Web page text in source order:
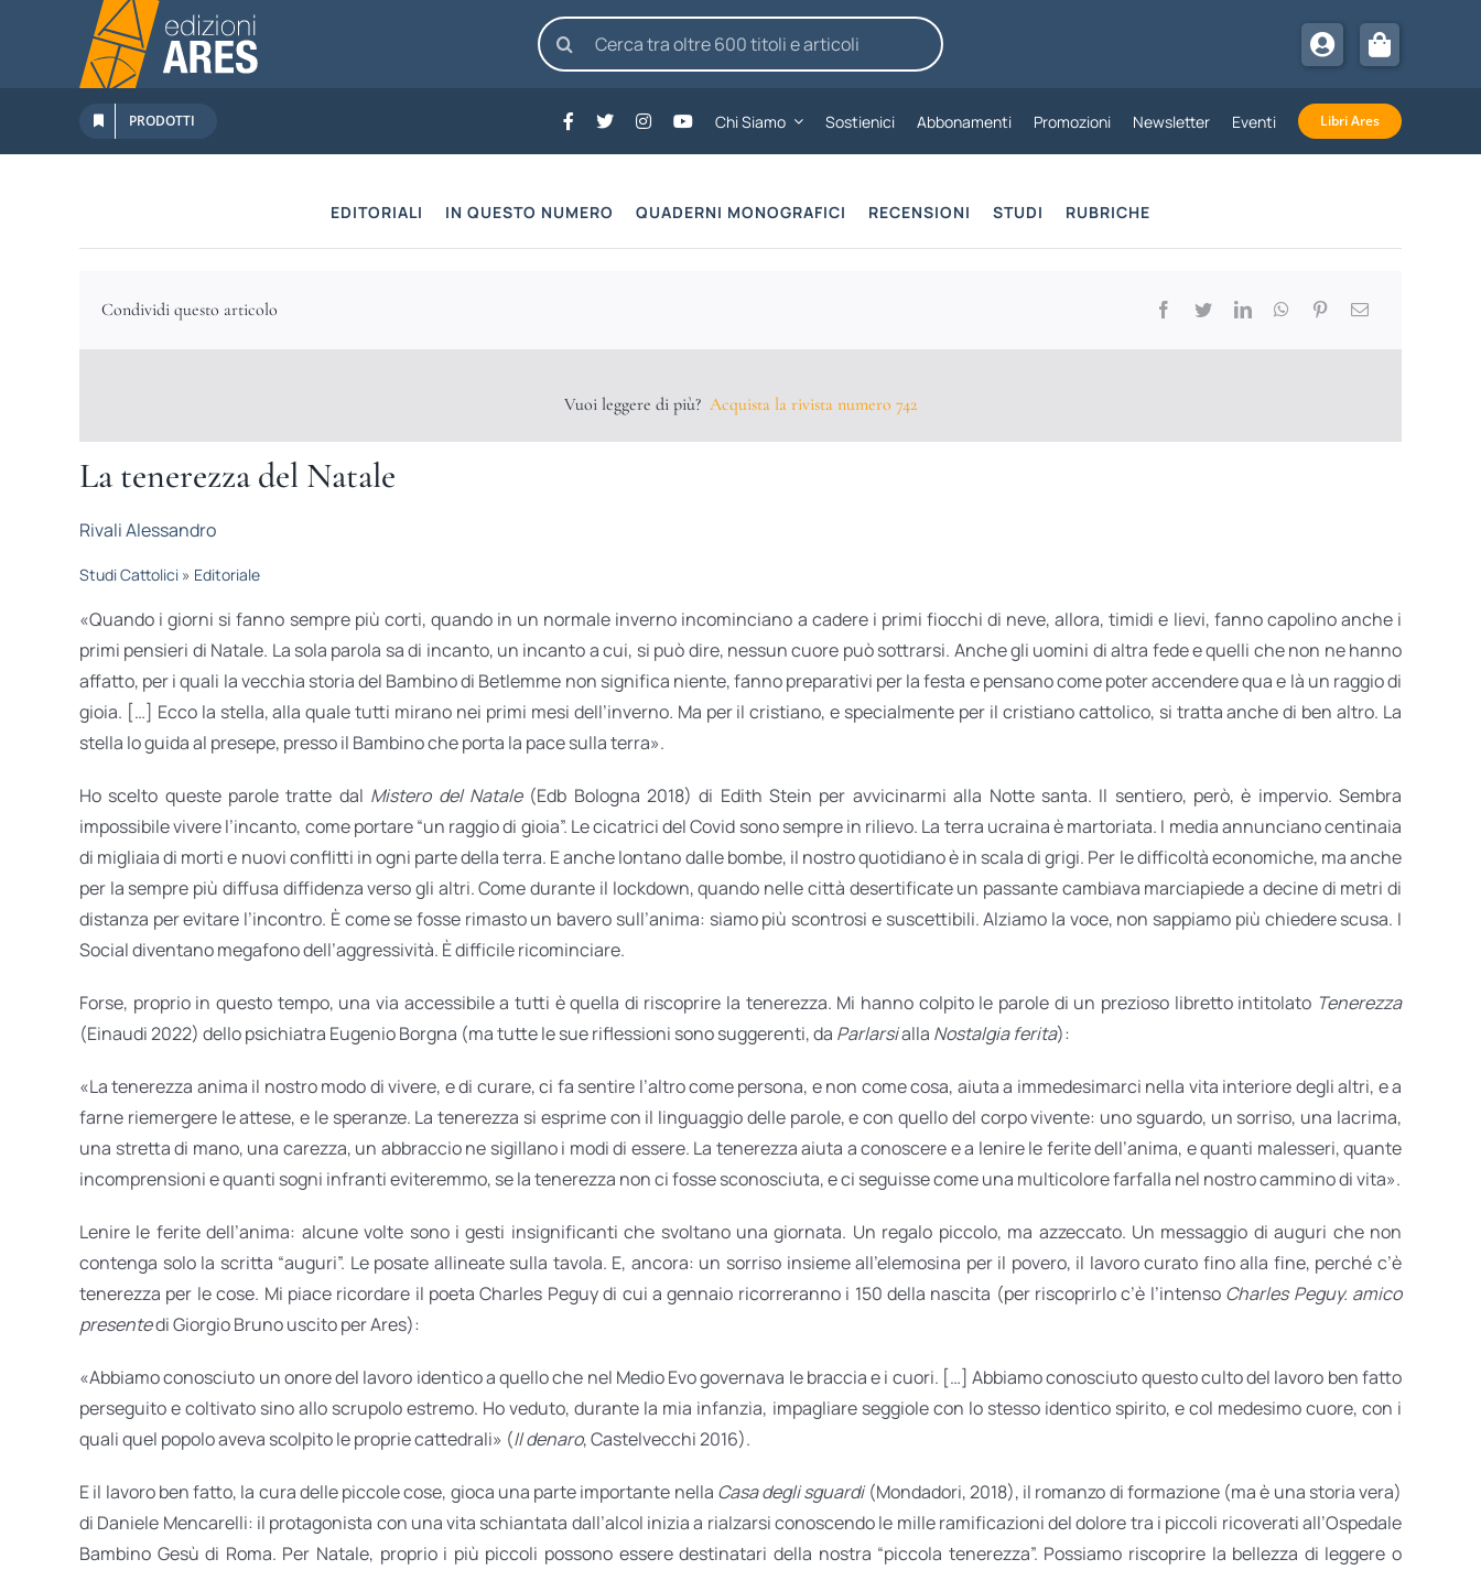
contenuto
Cerca
per:
PRODOTTI Chi Siamo Sostienici Abbonamenti Promozioni Newsletter Eventi Libri Ares
EDITORIALI IN QUESTO NUMERO QUADERNI MONOGRAFICI RECENSIONI STUDI RUBRICHE
Condividi questo articolo
Vuoi leggere di più? Acquista la rivista numero 742
La tenerezza del Natale
Rivali Alessandro
Studi Cattolici» Editoriale
«Quando i giorni si fanno sempre più corti, quando in un normale inverno incominciano a cadere i primi fiocchi di neve, allora, timidi e lievi, fanno capolino anche i
primi pensieri di Natale. La sola parola sa di incanto, un incanto a cui, si può dire, nessun cuore può sottrarsi. Anche gli uomini di altra fede e quelli che non ne hanno
affatto, per i quali la vecchia storia del Bambino di Betlemme non significa niente, fanno preparativi per la festa e pensano come poter accendere qua e là un raggio di
gioia. […] Ecco la stella, alla quale tutti mirano nei primi mesi dell’inverno. Ma per il cristiano, e specialmente per il cristiano cattolico, si tratta anche di ben altro. La
stella lo guida al presepe, presso il Bambino che porta la pace sulla terra».
Ho scelto queste parole tratte dal Mistero del Natale(Edb Bologna 2018) di Edith Stein per avvicinarmi alla Notte santa. Il sentiero, però, è impervio. Sembra
impossibile vivere l’incanto, come portare “un raggio di gioia”. Le cicatrici del Covid sono sempre in rilievo. La terra ucraina è martoriata. I media annunciano centinaia
di migliaia di morti e nuovi conflitti in ogni parte della terra. E anche lontano dalle bombe, il nostro quotidiano è in scala di grigi. Per le difficoltà economiche, ma anche
per la sempre più diffusa diffidenza verso gli altri. Come durante il lockdown, quando nelle città desertificate un passante cambiava marciapiede a decine di metri di
distanza per evitare l’incontro. È come se fosse rimasto un bavero sull’anima: siamo più scontrosi e suscettibili. Alziamo la voce, non sappiamo più chiedere scusa. I
Social diventano megafono dell’aggressività. È difficile ricominciare.
Forse, proprio in questo tempo, una via accessibile a tutti è quella di riscoprire la tenerezza. Mi hanno colpito le parole di un prezioso libretto intitolato Tenerezza
(Einaudi 2022) dello psichiatra Eugenio Borgna (ma tutte le sue riflessioni sono suggerenti, da Parlarsialla Nostalgia ferita):
«La tenerezza anima il nostro modo di vivere, e di curare, ci fa sentire l’altro come persona, e non come cosa, aiuta a immedesimarci nella vita interiore degli altri, e a
farne riemergere le attese, e le speranze. La tenerezza si esprime con il linguaggio delle parole, e con quello del corpo vivente: uno sguardo, un sorriso, una lacrima,
una stretta di mano, una carezza, un abbraccio ne sigillano i modi di essere. La tenerezza aiuta a conoscere e a lenire le ferite dell’anima, e quanti malesseri, quante
incomprensioni e quanti sogni infranti eviteremmo, se la tenerezza non ci fosse sconosciuta, e ci seguisse come una multicolore farfalla nel nostro cammino di vita».
Lenire le ferite dell’anima: alcune volte sono i gesti insignificanti che svoltano una giornata. Un regalo piccolo, ma azzeccato. Un messaggio di auguri che non
contenga solo la scritta “auguri”. Le posate allineate sulla tavola. E, ancora: un sorriso insieme all’elemosina per il povero, il lavoro curato fino alla fine, perché c’è
tenerezza per le cose. Mi piace ricordare il poeta Charles Peguy di cui a gennaio ricorreranno i 150 della nascita (per riscoprirlo c’è l’intenso Charles Peguy. amico
presentedi Giorgio Bruno uscito per Ares):
«Abbiamo conosciuto un onore del lavoro identico a quello che nel Medio Evo governava le braccia e i cuori. […] Abbiamo conosciuto questo culto del lavoro ben fatto
perseguito e coltivato sino allo scrupolo estremo. Ho veduto, durante la mia infanzia, impagliare seggiole con lo stesso identico spirito, e col medesimo cuore, con i
quali quel popolo aveva scolpito le proprie cattedrali» (Il denaro, Castelvecchi 2016).
E il lavoro ben fatto, la cura delle piccole cose, gioca una parte importante nella Casa degli sguardi(Mondadori, 2018), il romanzo di formazione (ma è una storia vera)
di Daniele Mencarelli: il prota­go­nista con una vita schiantata dall’alcol inizia a rialzarsi conoscendo le mille ramificazioni del dolore tra i piccoli ricoverati all’Ospedale
Bambino Gesù di Roma. Per Natale, proprio i più piccoli possono essere destinatari della nostra “piccola tenerezza”. Possiamo riscoprire la bellezza di leggere o